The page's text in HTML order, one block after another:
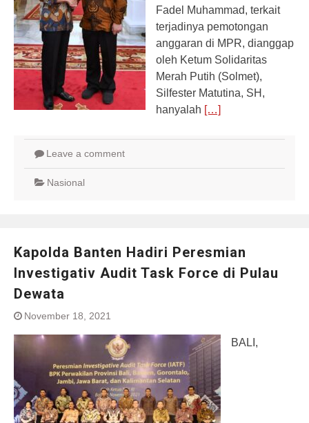
Fadel Muhammad, terkait
terjadinya pemotongan
anggaran di MPR, dianggap
oleh Ketum Solidaritas
Merah Putih (Solmet),
Silfester Matutina, SH,
hanyalah […]
Leave a comment
Nasional
Kapolda Banten Hadiri Peresmian
Investigativ Audit Task Force di Pulau
Dewata
November 18, 2021
BALI,